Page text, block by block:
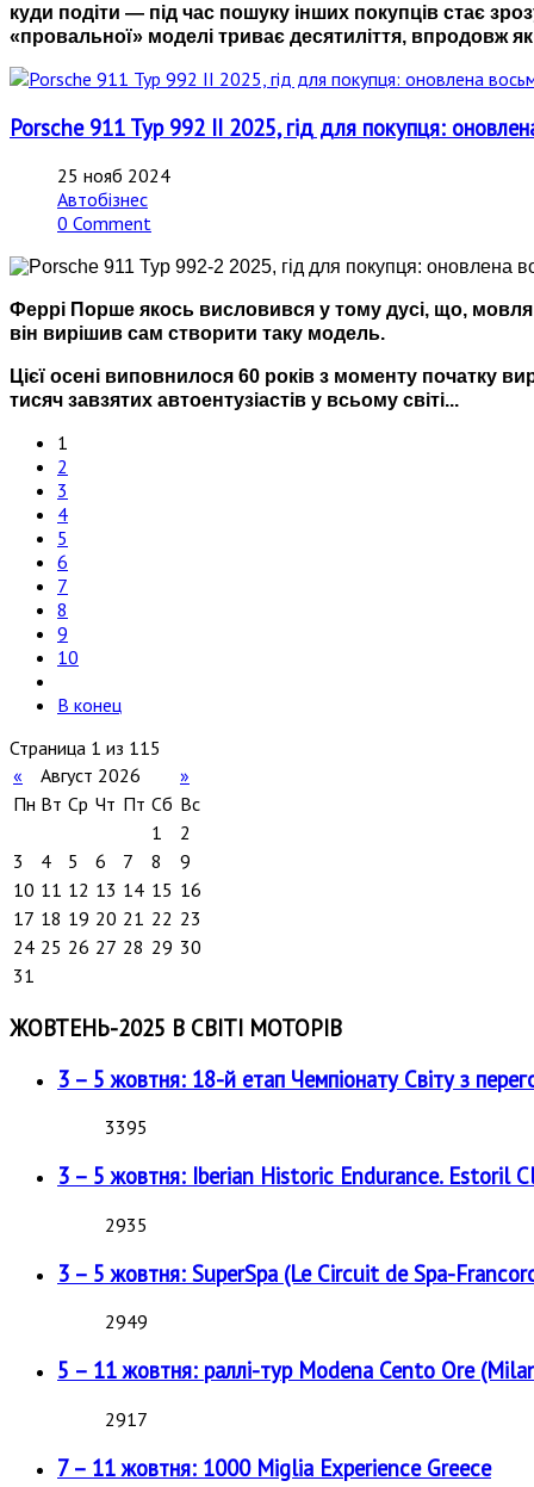
куди подіти — під час пошуку інших покупців стає
«провальної» моделі триває десятиліття, впродовж
Porsche 911 Typ 992 II 2025, гід для покупця:
25 нояб 2024
Автобізнес
0 Comment
Феррі Порше якось висловився у тому дусі, що,
він вирішив сам створити таку модель.
Цієї осені виповнилося 60 років з моменту початку
тисяч завзятих автоентузіастів у всьому світі...
1
2
3
4
5
6
7
8
9
10
В конец
Страница 1 из 115
«
Август 2026
»
Пн Вт Ср Чт Пт Сб Вс
1
2
3
4 5 6 7 8
9
10 11 12 13 14 15 16
17 18 19 20 21 22 23
24 25 26 27 28 29 30
31
ЖОВТЕНЬ-2025 В СВІТІ МОТОРІВ
3 – 5 жовтня: 18-й етап Чемпіонату Світу з
3395
3 – 5 жовтня: Iberian Historic Endurance. Estoril
2935
3 – 5 жовтня: SuperSpa (Le Circuit de Spa-
2949
5 – 11 жовтня: раллі-тур Modena Cento Ore
2917
7 – 11 жовтня: 1000 Miglia Experience Greece